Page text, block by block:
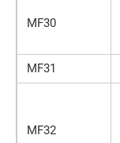
MF30
MF31
MF32